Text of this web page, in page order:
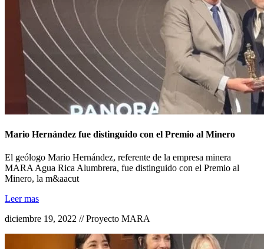
Mario Hernández fue distinguido con el Premio al Minero
El geólogo Mario Hernández, referente de la empresa minera
MARA Agua Rica Alumbrera, fue distinguido con el Premio al
Minero, la m&aacut
Leer mas
diciembre 19, 2022 // Proyecto MARA